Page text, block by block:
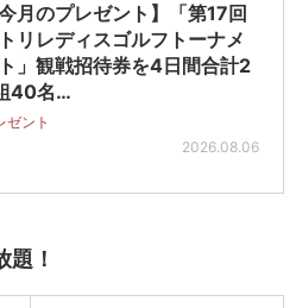
今月のプレゼント】「第17回
リレディスゴルフトーナメ
」観戦招待券を4日間合計2
40名…
ゼント
2026.08.06
題！